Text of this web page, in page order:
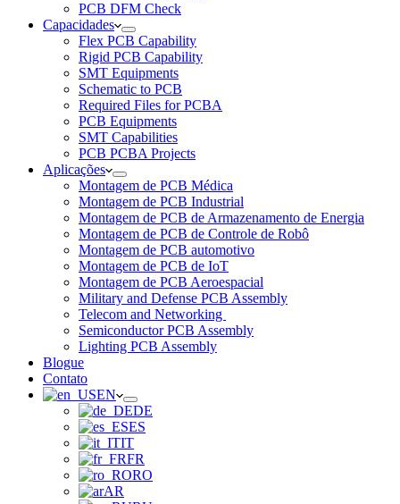
PCB DFM Check
Capacidades
Flex PCB Capability
Rigid PCB Capability
SMT Equipments
Schematic to PCB
Required Files for PCBA
PCB Equipments
SMT Capabilities
PCB PCBA Projects
Aplicações
Montagem de PCB Médica
Montagem de PCB Industrial
Montagem de PCB de Armazenamento de Energia
Montagem de PCB de Controle de Robô
Montagem de PCB automotivo
Montagem de PCB de IoT
Montagem de PCB Aeroespacial
Military and Defense PCB Assembly
Telecom and Networking
Semiconductor PCB Assembly
Lighting PCB Assembly
Blogue
Contato
EN
DE
ES
IT
FR
RO
AR